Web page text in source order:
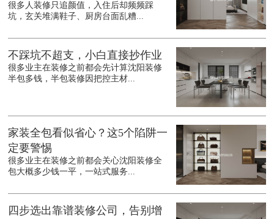
很多人装修只追颜值，入住后却频频踩
坑，玄关堆满鞋子、厨房台面乱糟...
不踩坑不超支，小白直接抄作业
很多业主在装修之前都会先计算沈阳装修
半包多钱，半包装修因把控主材...
家装全包看似省心？这5个陷阱一
定要警惕
很多业主在装修之前都会关心沈阳装修全
包大概多少钱一平，一站式服务...
四步选出靠谱装修公司，告别增